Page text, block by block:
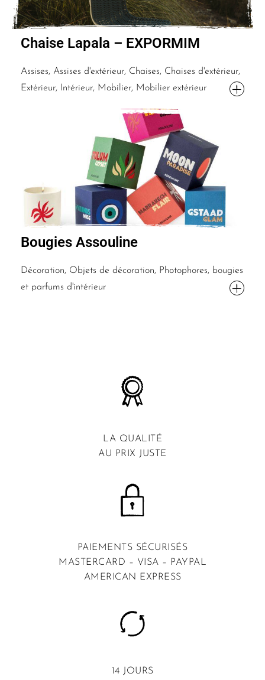
Chaise Lapala – EXPORMIM
Assises, Assises d'extérieur, Chaises, Chaises d'extérieur,
Extérieur, Intérieur, Mobilier, Mobilier extérieur
Bougies Assouline
Décoration, Objets de décoration, Photophores, bougies
et parfums d'intérieur
LA QUALITÉ
AU PRIX JUSTE
PAIEMENTS SÉCURISÉS
MASTERCARD – VISA – PAYPAL
AMERICAN EXPRESS
14 JOURS